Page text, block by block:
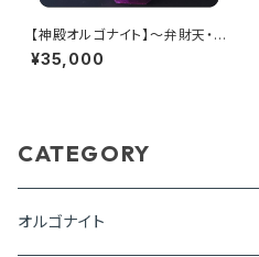
【神殿オルゴナイト】～弁財天・
豊かさ～
¥35,000
CATEGORY
オルゴナイト